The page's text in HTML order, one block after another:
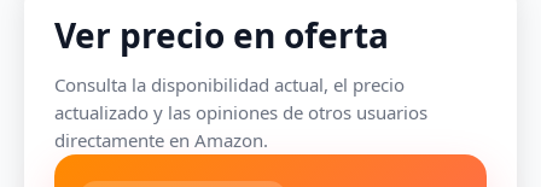
Ver precio en oferta
Consulta la disponibilidad actual, el precio
actualizado y las opiniones de otros usuarios
directamente en Amazon.